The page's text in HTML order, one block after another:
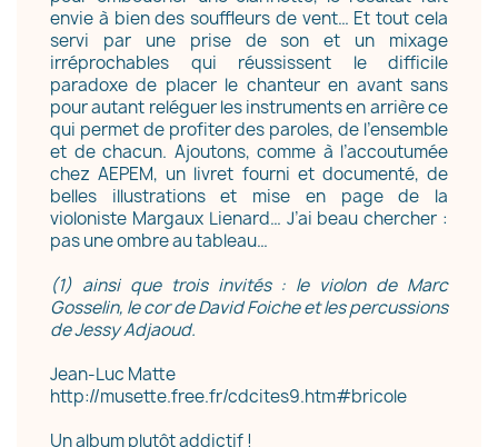
envie à bien des souffleurs de vent… Et tout cela
servi par une prise de son et un mixage
irréprochables qui réussissent le difficile
paradoxe de placer le chanteur en avant sans
pour autant reléguer les instruments en arrière ce
qui permet de profiter des paroles, de l’ensemble
et de chacun. Ajoutons, comme à l’accoutumée
chez AEPEM, un livret fourni et documenté, de
belles illustrations et mise en page de la
violoniste Margaux Lienard… J’ai beau chercher :
pas une ombre au tableau…
(1) ainsi que trois invités : le violon de Marc
Gosselin, le cor de David Foiche et les percussions
de Jessy Adjaoud.
Jean-Luc Matte
http://musette.free.fr/cdcites9.htm#bricole
Un album plutôt addictif !